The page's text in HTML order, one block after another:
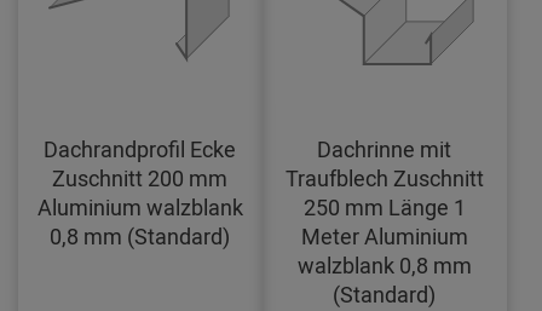
Dachrandprofil Ecke
Zuschnitt 200 mm
Aluminium walzblank
0,8 mm (Standard)
Dachrinne mit
Traufblech Zuschnitt
250 mm Länge 1
Meter Aluminium
walzblank 0,8 mm
(Standard)